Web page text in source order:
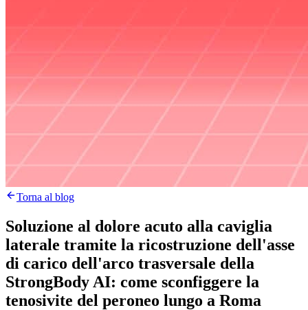
Torna al blog
Soluzione al dolore acuto alla caviglia
laterale tramite la ricostruzione dell'asse
di carico dell'arco trasversale della
StrongBody AI: come sconfiggere la
tenosivite del peroneo lungo a Roma